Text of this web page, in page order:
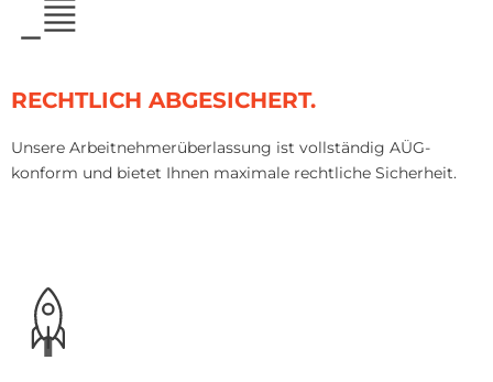
RECHTLICH ABGESICHERT.
Unsere Arbeitnehmerüberlassung ist vollständig AÜG-
konform und bietet Ihnen maximale rechtliche Sicherheit.